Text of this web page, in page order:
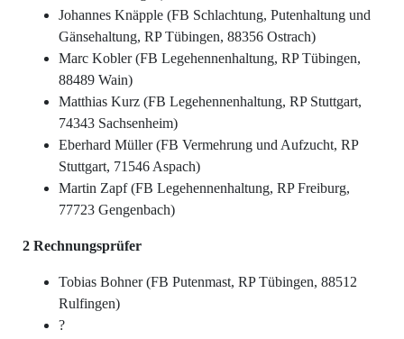
Johannes Knäpple (FB Schlachtung, Putenhaltung und
Gänsehaltung, RP Tübingen, 88356 Ostrach)
Marc Kobler (FB Legehennenhaltung, RP Tübingen,
88489 Wain)
Matthias Kurz (FB Legehennenhaltung, RP Stuttgart,
74343 Sachsenheim)
Eberhard Müller (FB Vermehrung und Aufzucht, RP
Stuttgart, 71546 Aspach)
Martin Zapf (FB Legehennenhaltung, RP Freiburg,
77723 Gengenbach)
2 Rechnungsprüfer
Tobias Bohner (FB Putenmast, RP Tübingen, 88512
Rulfingen)
?